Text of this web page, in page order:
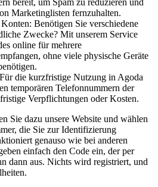
bereit, um Spam zu reduzieren und
Marketinglisten fernzuhalten.
Benötigen Sie verschiedene
Zwecke? Mit unserem Service
online für mehrere
ohne viele physische Geräte
die kurzfristige Nutzung in Agoda
temporären Telefonnummern der
Verpflichtungen oder Kosten.
Sie dazu unsere Website und wählen
die Sie zur Identifizierung
genauso wie bei anderen
einfach den Code ein, der per
dann aus. Nichts wird registriert, und